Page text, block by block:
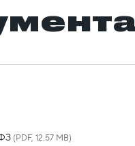
(PDF, 12.57 MB)